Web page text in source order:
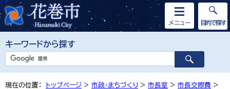
キーワードから探す
メニュー 目的で探す
現在の位置： トップページ > 市政・まちづくり > 市長室 > 市長交際費 >